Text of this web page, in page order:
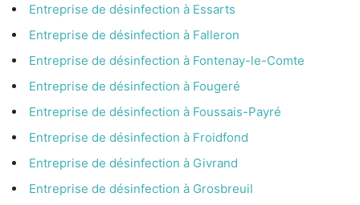
Entreprise de désinfection à Essarts
Entreprise de désinfection à Falleron
Entreprise de désinfection à Fontenay-le-Comte
Entreprise de désinfection à Fougeré
Entreprise de désinfection à Foussais-Payré
Entreprise de désinfection à Froidfond
Entreprise de désinfection à Givrand
Entreprise de désinfection à Grosbreuil